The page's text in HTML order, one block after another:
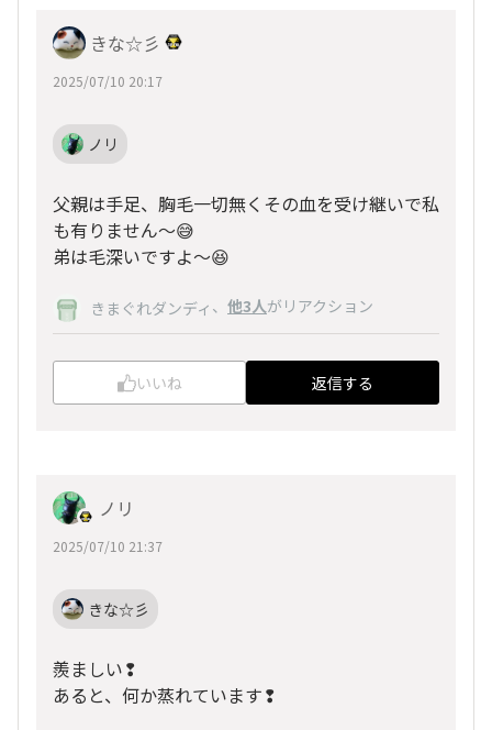
きな☆彡
2025/07/10 20:17
ノリ
父親は手足、胸毛一切無くその血を受け継いで私
も有りません〜😅
弟は毛深いですよ～😆
きまぐれダンディ 、 他3人がリアクション
いいね 返信する
ノリ
2025/07/10 21:37
きな☆彡
羨ましい❢
あると、何か蒸れています❢